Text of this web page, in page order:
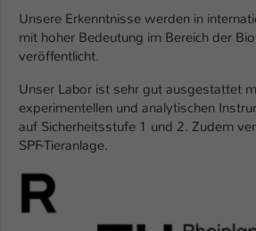
Unsere Erkenntnisse werden in
mit hoher Bedeutung im Bereich der
veröffentlicht.
Unser Labor ist sehr gut ausgestattet
experimentellen und analytischen
auf Sicherheitsstufe 1 und 2. Zudem
SPF-Tieranlage.
Anbieter
Laufzeit 1 Woche
Zweck
Dieses Cookie ist ein
Cookie von TYPO3.
eines Intranet-Logins